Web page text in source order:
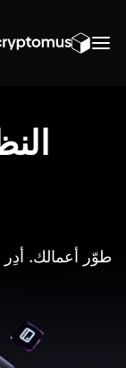
طوّر أعمالك. أدِر